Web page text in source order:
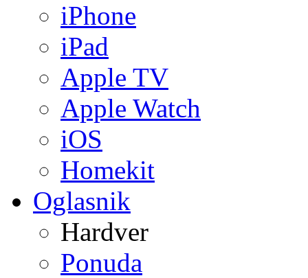
iPhone
iPad
Apple TV
Apple Watch
iOS
Homekit
Oglasnik
Hardver
Ponuda